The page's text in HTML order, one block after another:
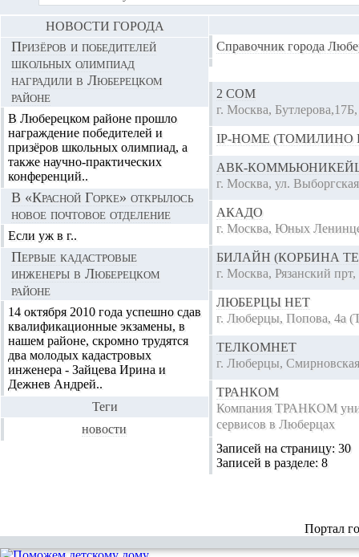
Справочник города
2 COM
г. Москва,
IP-HOME (ТОМИЛИНО
АВК-
г. Москва, ул.
АКАДО
г. Москва, Юных
БИЛАЙН (КОРБИНА
г. Москва, Рязанский пр­т,
ЛЮБЕРЦЫ НЕТ
г. Люберцы, Попова, 4а
ТЕЛКОМНЕТ
г. Люберцы,
ТРАНКОМ
Компания ТРАНКОМ
сервисов в Люберцах
Записей на страницу: 30
Записей в разделе: 8
НОВОСТИ ГОРОДА
Призёров и победителей
школьных олимпиад
наградили в Люберецком
районе
В Люберецком районе прошло
награждение победителей и
призёров школьных олимпиад, а
также научно-практических
конференций..
В «Красной Горке» открылось
новое почтовое отделение
Если уж в г..
Первые кадастровые
инженеры в Люберецком
районе
14 октября 2010 года успешно сдав
квалификационные экзамены, в
нашем районе, скромно трудятся
два молодых кадастровых
инженера - Зайцева Ирина и
Дежнев Андрей..
Теги
новости
Портал